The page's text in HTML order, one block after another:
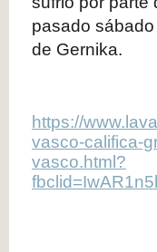
pasado
de Gernika.
https://
vasco-califica-
vasco.html?